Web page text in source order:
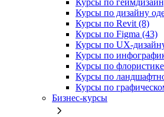
Курсы по
Курсы по дизайну
Курсы по Revit (8)
Курсы по Figma (43)
Курсы по
Курсы по
Курсы по
Курсы по
Курсы по
Бизнес-курсы